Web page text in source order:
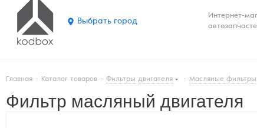
Выбрать город
Интернет-
Главная - Каталог товаров - Фильтры двигателя - Масляные фильтры
Фильтр масляный двигателя